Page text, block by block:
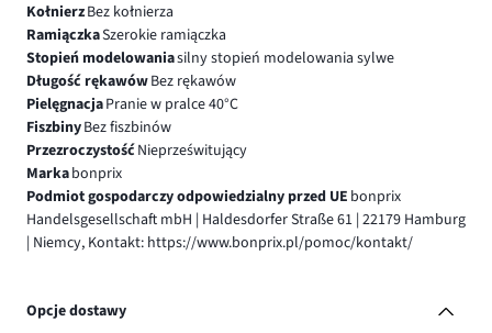
KołnierzBez kołnierza
RamiączkaSzerokie ramiączka
Stopień modelowaniasilny stopień modelowania sylwe
Długość rękawówBez rękawów
PielęgnacjaPranie w pralce 40°C
FiszbinyBez fiszbinów
PrzezroczystośćNieprześwitujący
Markabonprix
Podmiot gospodarczy odpowiedzialny przed UE bonprix
Handelsgesellschaft mbH | Haldesdorfer Straße 61 | 22179 Hamburg
| Niemcy, Kontakt: https://www.bonprix.pl/pomoc/kontakt/
Opcje dostawy